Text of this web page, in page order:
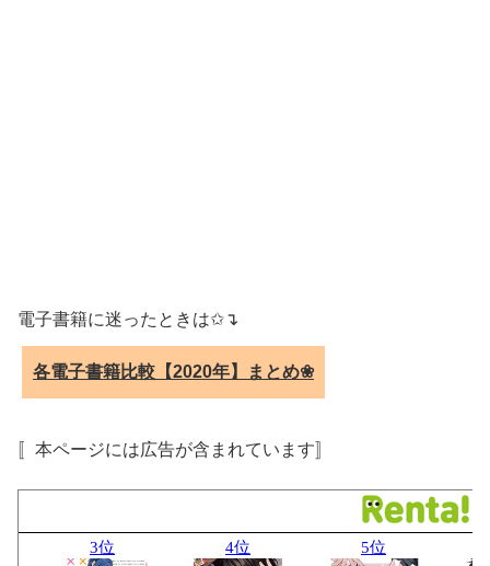
電子書籍に迷ったときは✩↴
各電子書籍比較【2020年】まとめ❀
〚本ページには広告が含まれています〛